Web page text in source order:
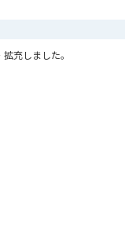
充しました。